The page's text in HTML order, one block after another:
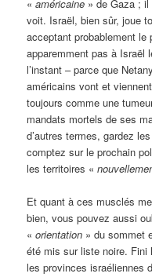
«américaine » de Gaza ; il
voit. Israël, bien sûr, joue
acceptant probablement le
apparemment pas à Israël
l’instant – parce que
américains vont et
toujours comme une
mandats mortels de ses
d’autres termes, gardez
comptez sur le prochain
les territoires «
Et quant à ces musclés
bien, vous pouvez aussi
«orientation » du sommet
été mis sur liste noire.
les provinces israéliennes